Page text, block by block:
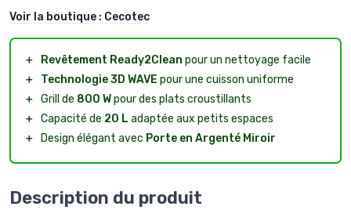
Voir la boutique : Cecotec
＋ Revêtement Ready2Clean pour un nettoyage facile
＋
Technologie 3D WAVE pour une cuisson uniforme
＋ Grill de 800 Wpour des plats croustillants
＋ Capacité de 20 L adaptée aux petits espaces
＋
Design élégant avec Porte en Argenté Miroir
Description du produit